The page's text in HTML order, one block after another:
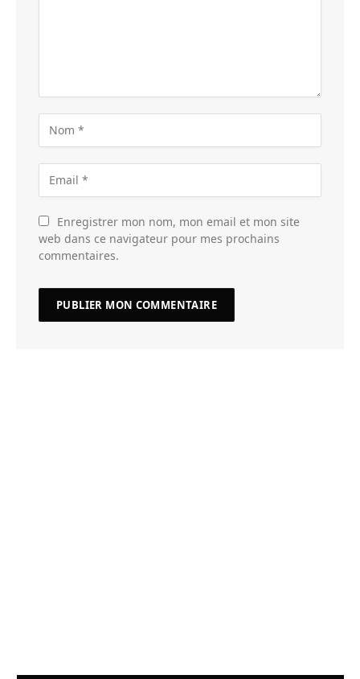
Enregistrer mon nom, mon email et mon site
web dans ce navigateur pour mes prochains
commentaires.